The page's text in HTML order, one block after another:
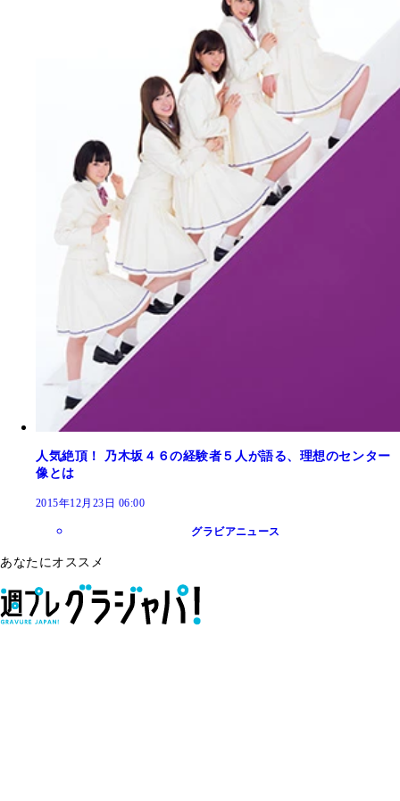
人気絶頂！ 乃木坂４６の経験者５人が語る、理想のセンター
像とは
2015年12月23日 06:00
グラビアニュース
あなたにオススメ